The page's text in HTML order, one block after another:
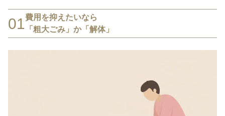
01費用を抑えたいなら
「粗大ごみ」か「解体」